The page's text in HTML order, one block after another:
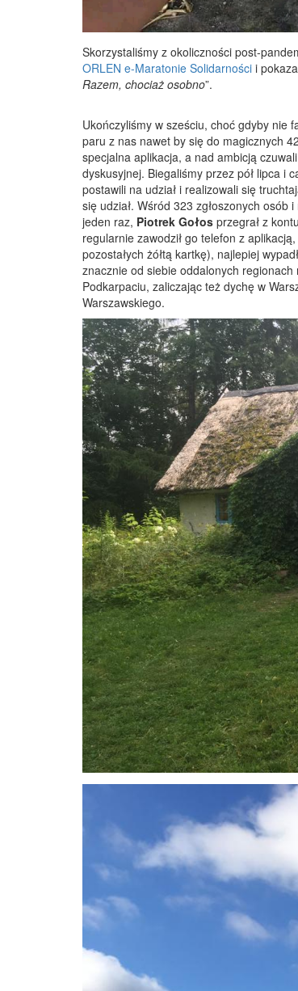
Skorzystaliśmy z okoliczności post-
ORLEN e-Maratonie Solidarności i
Razem, chociaż osobno”.
Ukończyliśmy w sześciu, choć gdyby nie
paru z nas nawet by się do magicznych
specjalna aplikacja, a nad ambicją
dyskusyjnej. Biegaliśmy przez pół lipca i
postawili na udział i realizowali się
się udział. Wśród 323 zgłoszonych
jeden raz, Piotrek Gołos przegrał z
regularnie zawodził go telefon z
pozostałych żółtą kartkę), najlepiej wypadł
znacznie od siebie oddalonych
Podkarpaciu, zaliczając też dychę w
Warszawskiego.